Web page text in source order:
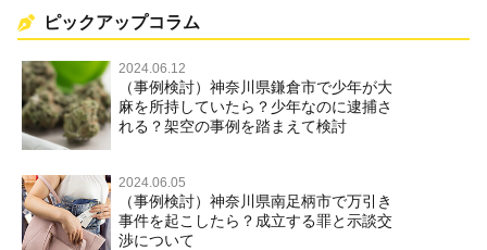
ピックアップコラム
2024.06.12
（事例検討）神奈川県鎌倉市で少年が大
麻を所持していたら？少年なのに逮捕さ
れる？架空の事例を踏まえて検討
2024.06.05
（事例検討）神奈川県南足柄市で万引き
事件を起こしたら？成立する罪と示談交
渉について